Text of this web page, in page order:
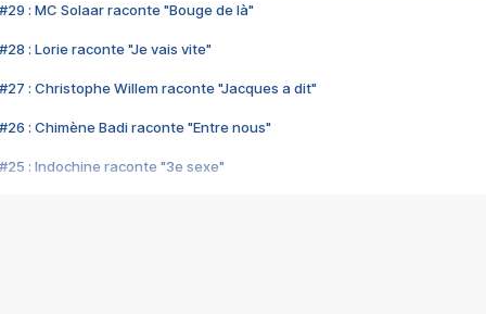
#29 : MC Solaar raconte "Bouge de là"
#28 : Lorie raconte "Je vais vite"
#27 : Christophe Willem raconte "Jacques a dit"
#26 : Chimène Badi raconte "Entre nous"
#25 : Indochine raconte "3e sexe"